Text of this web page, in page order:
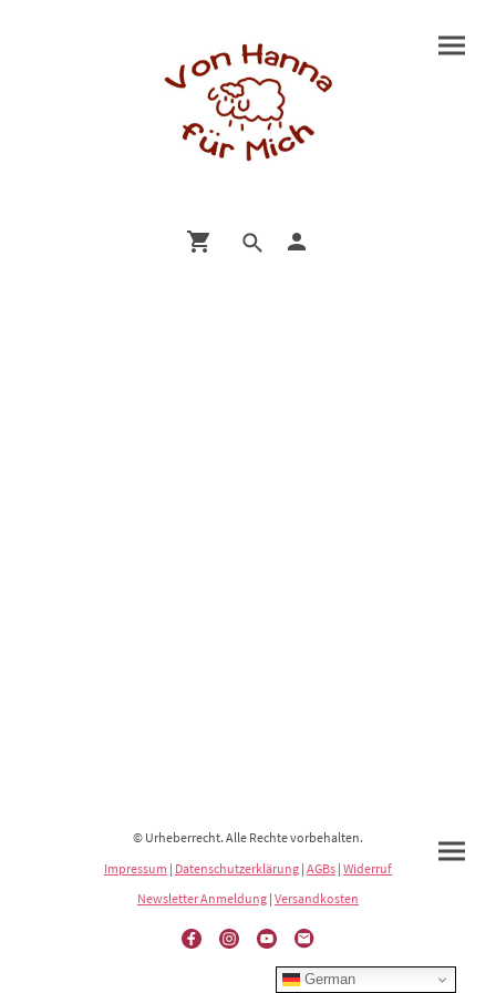
© Urheberrecht. Alle Rechte vorbehalten.
Impressum | Datenschutzerklärung | AGBs | Widerruf
Newsletter Anmeldung | Versandkosten
German